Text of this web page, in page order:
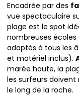
Encadrée par des
vue spectaculaire
plage est le spot
nombreuses
adaptés à tous les
et matériel inclus).
marée haute, la
les surfeurs
le long de la roche.